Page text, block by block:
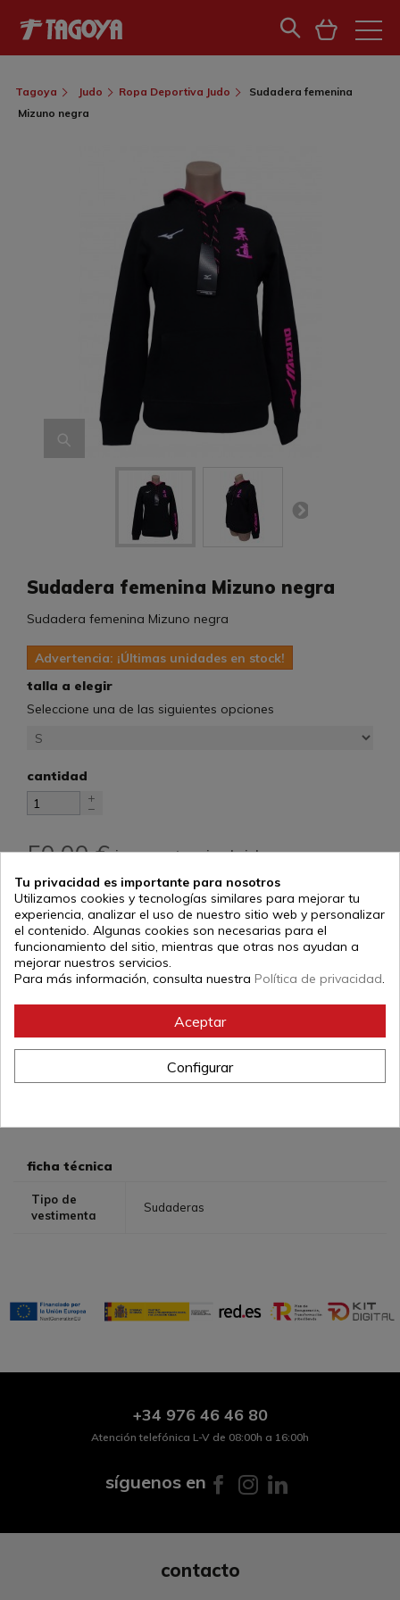
Tagoya Judo Ropa Deportiva Judo
Sudadera femenina
Mizuno negra
Sudadera femenina Mizuno negra
Sudadera femenina Mizuno negra
Advertencia: ¡Últimas unidades en stock!
talla a elegir
Seleccione una de las siguientes opciones
cantidad
50,00 €impuestos incluidos
Añadir al carrito
descripción
Sudadera de corte femenino Mizuno negra de felpa de
gran calidad, con logo Mizuno en la manga y Judo en
japonés en el pecho.
MIZU WN-80377
ficha técnica
Tipo de
vestimenta
Sudaderas
+34 976 46 46 80
Atención telefónica L-V de 08:00h a 16:00h
síguenos en
contacto
Tu privacidad es importante para nosotros
Utilizamos cookies y tecnologías similares para mejorar tu
experiencia, analizar el uso de nuestro sitio web y personalizar
el contenido. Algunas cookies son necesarias para el
funcionamiento del sitio, mientras que otras nos ayudan a
mejorar nuestros servicios.
Para más información, consulta nuestra Política de privacidad
Aceptar
Configurar